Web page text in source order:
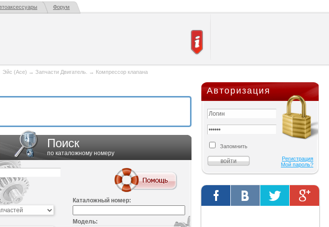
Форум
Эйс (Ace) → Запчасти Двигатель. → Компрессор клапана
Поиск
по каталожному номеру
Каталожный номер:
Модель:
Авторизация
Запомнить
Регистрация
Мой пароль?